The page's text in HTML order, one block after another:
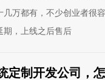
万都有，不少创业者很
期，上线之后售后
定制开发公司，